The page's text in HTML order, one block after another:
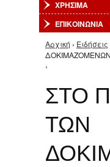
ΧΡΗΣΙΜΑ
ΕΠΙΚΟΙΝΩΝΙΑ
Είστε εδώ
Αρχική › Ειδήσεις
›
ΣΤΟ
ΤΩΝ